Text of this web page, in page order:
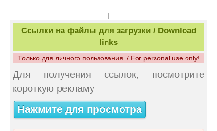
|
Ссылки на файлы для загрузки / Download
links
Только для личного пользования! / For personal use only!
Для получения ссылок, посмотрите
короткую рекламу
Нажмите для просмотра